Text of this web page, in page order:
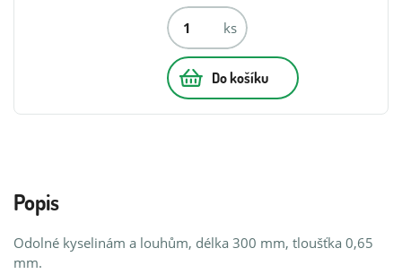
ks
Do košíku
Popis
Odolné kyselinám a louhům, délka 300 mm, tloušťka 0,65
mm.